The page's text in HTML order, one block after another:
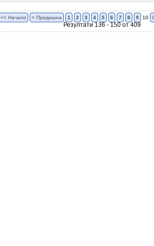
<< Начало < Предишна 1 2 3 4 5 6 7 8 9 10
Резултати 136 - 150 от 409